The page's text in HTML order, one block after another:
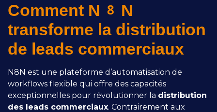
Comment N8N
transforme la distribution
de leads commerciaux
N8N est une plateforme d’automatisation de
workflows flexible qui offre des capacités
exceptionnelles pour révolutionner la distribution
des leads commerciaux. Contrairement aux